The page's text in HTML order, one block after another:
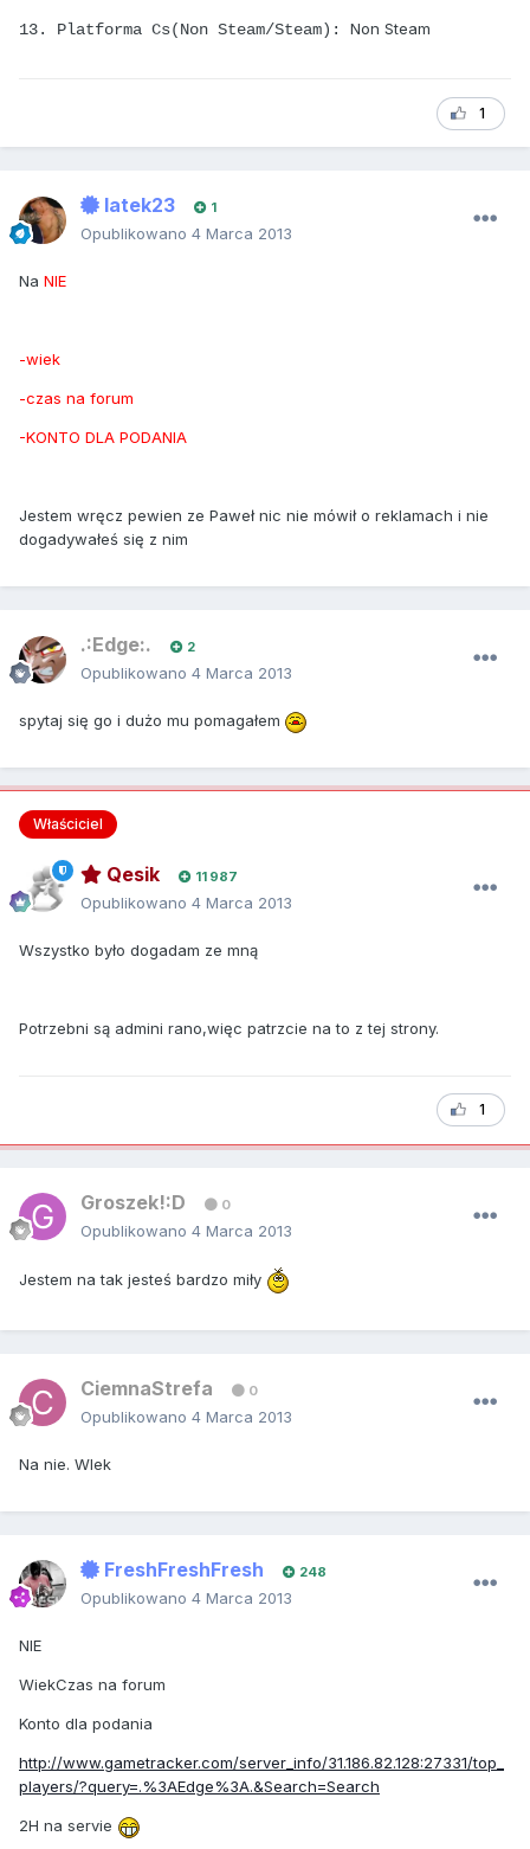
13. Platforma Cs(Non Steam/Steam): Non Steam
1
latek23 1
Opublikowano 4 Marca 2013
Na NIE
-wiek
-czas na forum
-KONTO DLA PODANIA
Jestem wręcz pewien ze Paweł nic nie mówił o reklamach i nie
dogadywałeś się z nim
.:Edge:. 2
Opublikowano 4 Marca 2013
spytaj się go i dużo mu pomagałem
Właściciel
Qesik 11 987
Opublikowano 4 Marca 2013
Wszystko było dogadam ze mną
Potrzebni są admini rano,więc patrzcie na to z tej strony.
1
Groszek!:D 0
Opublikowano 4 Marca 2013
Jestem na tak jesteś bardzo miły
CiemnaStrefa 0
Opublikowano 4 Marca 2013
Na nie. WIek
FreshFreshFresh 248
Opublikowano 4 Marca 2013
NIE
WiekCzas na forum
Konto dla podania
http://www.gametracker.com/server_info/31.186.82.128:27331/top_
players/?query=.%3AEdge%3A.&Search=Search
2H na servie